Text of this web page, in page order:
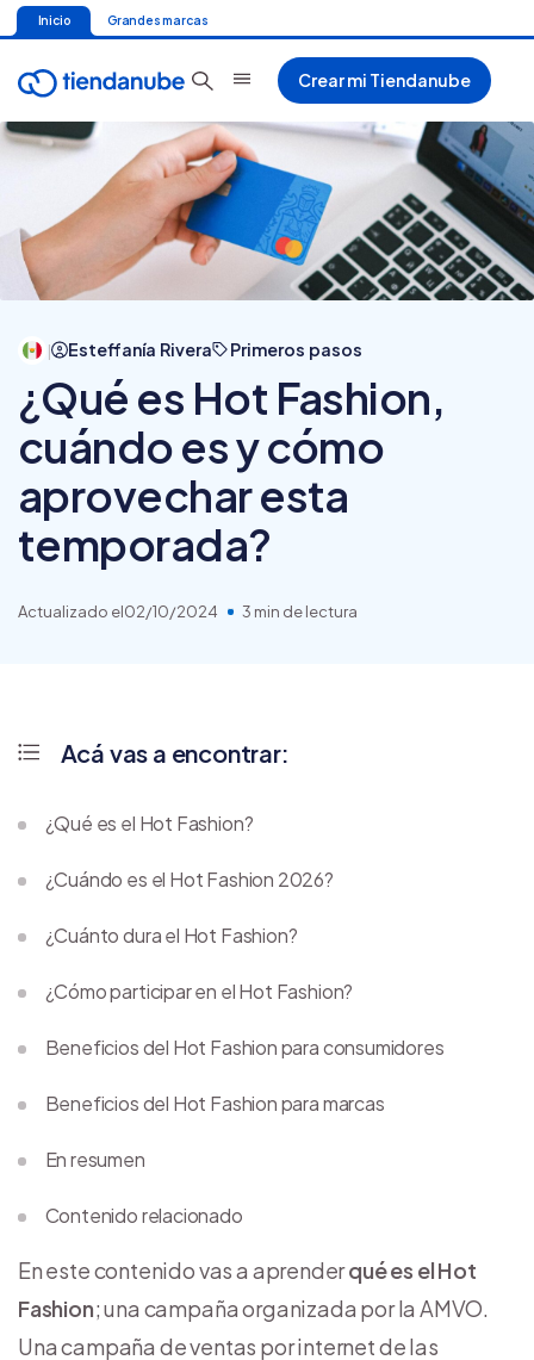
Inicio Grandes marcas
Crear mi Tiendanube
| Esteffanía Rivera Primeros pasos
¿Qué es Hot Fashion,
cuándo es y cómo
aprovechar esta
temporada?
Actualizado el02/10/2024 3 min de lectura
En este contenido vas a aprenderqué es elHot
Fashion; una campaña organizada por la AMVO.
Una campaña de ventas por internet de las
Acá vas a encontrar:
¿Qué es el Hot Fashion?
¿Cuándo es el Hot Fashion 2026?
¿Cuánto dura el Hot Fashion?
¿Cómo participar en el Hot Fashion?
Beneficios del Hot Fashion para consumidores
Beneficios del Hot Fashion para marcas
En resumen
Contenido relacionado